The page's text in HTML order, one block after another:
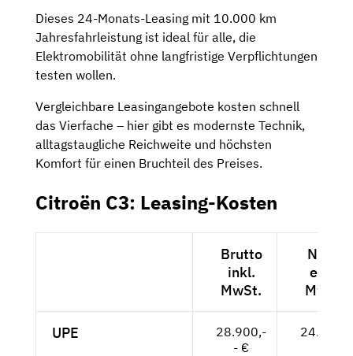
Dieses 24-Monats-Leasing mit 10.000 km
Jahresfahrleistung ist ideal für alle, die
Elektromobilität ohne langfristige Verpflichtungen
testen wollen.
Vergleichbare Leasingangebote kosten schnell
das Vierfache – hier gibt es modernste Technik,
alltagstaugliche Reichweite und höchsten
Komfort für einen Bruchteil des Preises.
Citroën C3: Leasing-Kosten
Brutto
inkl.
MwSt.
Netto
exkl.
MwSt.
UPE
28.900,-
- €
24.286,-